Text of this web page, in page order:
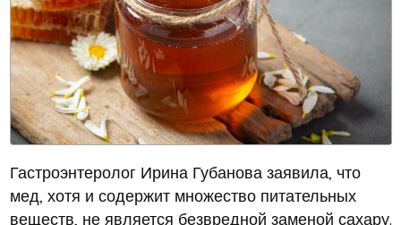
Гастроэнтеролог Ирина Губанова заявила, что
мед, хотя и содержит множество питательных
веществ, не является безвредной заменой сахару.